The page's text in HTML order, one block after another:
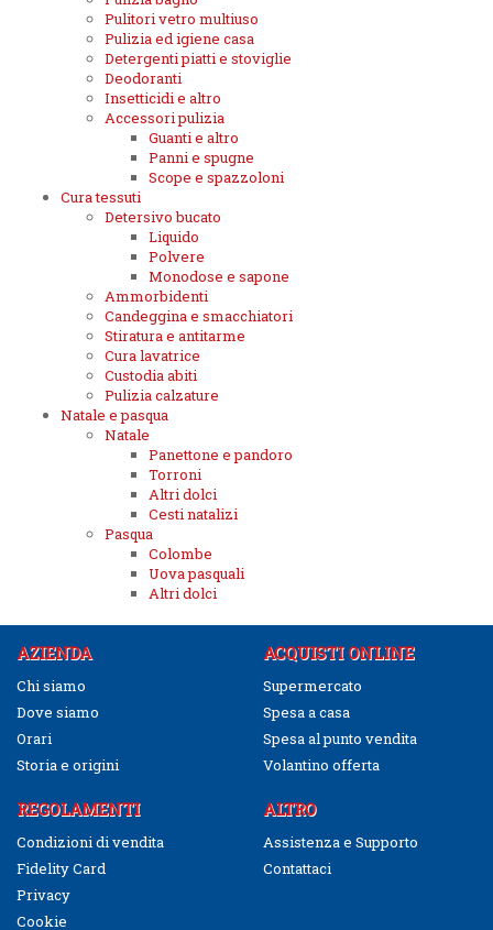
Pulitori vetro multiuso
Pulizia ed igiene casa
Detergenti piatti e stoviglie
Deodoranti
Insetticidi e altro
Accessori pulizia
Guanti e altro
Panni e spugne
Scope e spazzoloni
Cura tessuti
Detersivo bucato
Liquido
Polvere
Monodose e sapone
Ammorbidenti
Candeggina e smacchiatori
Stiratura e antitarme
Cura lavatrice
Custodia abiti
Pulizia calzature
Natale e pasqua
Natale
Panettone e pandoro
Torroni
Altri dolci
Cesti natalizi
Pasqua
Colombe
Uova pasquali
Altri dolci
AZIENDA
Chi siamo
Dove siamo
Orari
Storia e origini
ACQUISTI ONLINE
Supermercato
Spesa a casa
Spesa al punto vendita
Volantino offerta
REGOLAMENTI
Condizioni di vendita
Fidelity Card
Privacy
Cookie
ALTRO
Assistenza e Supporto
Contattaci